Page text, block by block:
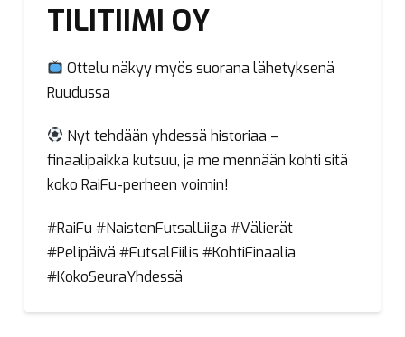
TILITIIMI OY
Ottelu näkyy myös suorana lähetyksenä
Ruudussa
Nyt tehdään yhdessä historiaa –
finaalipaikka kutsuu, ja me mennään kohti sitä
koko RaiFu-perheen voimin!
#RaiFu #NaistenFutsalLiiga #Välierät
#Pelipäivä #FutsalFiilis #KohtiFinaalia
#KokoSeuraYhdessä